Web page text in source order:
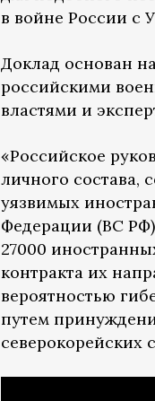
в войне России с
Доклад основан
российскими
властями и
«Российское
личного состава,
уязвимых
Федерации (ВС
27000
контракта их
вероятностью
путем
северокорейских